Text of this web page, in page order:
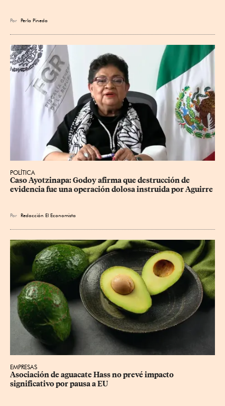
Por Perla Pineda
POLÍTICA
Caso Ayotzinapa: Godoy afirma que destrucción de
evidencia fue una operación dolosa instruida por Aguirre
Por Redacción El Economista
EMPRESAS
Asociación de aguacate Hass no prevé impacto
significativo por pausa a EU